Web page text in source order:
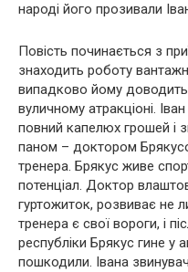
народі його прозивали
Повість починається з
знаходить роботу
випадково йому
вуличному атракціоні.
повний капелюх грошей і
паном – доктором
тренера. Брякус живе
потенціал. Доктор
гуртожиток, розвиває не
тренера є свої вороги, і
республіки Брякус гине у
пошкодили. Івана